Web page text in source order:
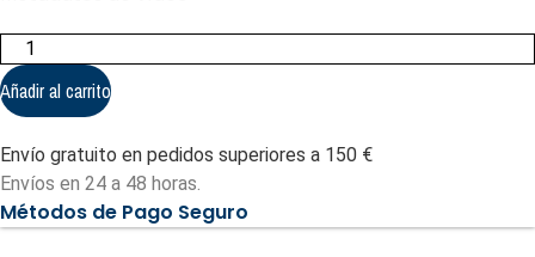
Safire
Smart
-
Grabador
NVR
cámaras
IP
gama
B2
(SF-
Añadir al carrito
Envío gratuito en pedidos superiores a 150 €
Envíos en 24 a 48 horas.
Métodos de Pago Seguro